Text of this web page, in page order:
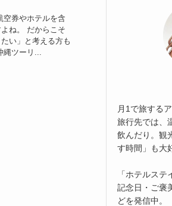
空券やホテルを含
ね。 だからこそ
い」と考える方も
ツーリ...
月1で旅する
旅行先では、
飲んだり。観
す時間」も大
「ホテルステ
記念日・ご褒
どを発信中。